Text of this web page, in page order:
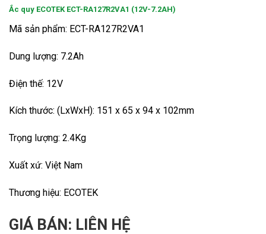
Ắc quy ECOTEK ECT-RA127R2VA1 (12V-7.2AH)
Mã sản phẩm: ECT-RA127R2VA1
Dung lượng: 7.2Ah
Điện thế: 12V
Kích thước: (LxWxH): 151 x 65 x 94 x 102mm
Trọng lượng: 2.4Kg
Xuất xứ: Việt Nam
Thương hiệu: ECOTEK
GIÁ BÁN: LIÊN HỆ